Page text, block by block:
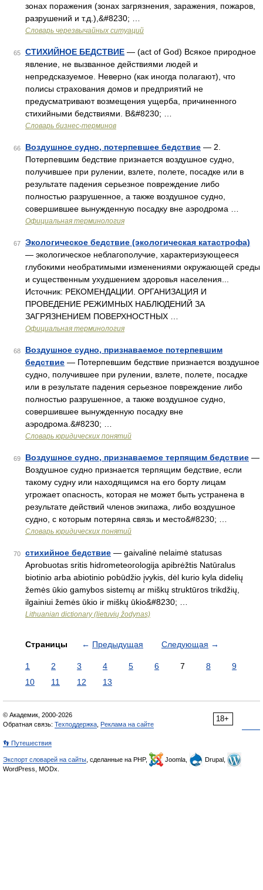
зонах поражения (зонах загрязнения, заражения, пожаров,
разрушений и т.д.),&#8230; …
Словарь черезвычайных ситуаций
65 СТИХИЙНОЕ БЕДСТВИЕ — (act of God) Всякое природное
явление, не вызванное действиями людей и
непредсказуемое. Неверно (как иногда полагают), что
полисы страхования домов и предприятий не
предусматривают возмещения ущерба, причиненного
стихийными бедствиями. В&#8230; …
Словарь бизнес-терминов
66 Воздушное судно, потерпевшее бедствие — 2.
Потерпевшим бедствие признается воздушное судно,
получившее при рулении, взлете, полете, посадке или в
результате падения серьезное повреждение либо
полностью разрушенное, а также воздушное судно,
совершившее вынужденную посадку вне аэродрома …
Официальная терминология
67
Экологическое бедствие (экологическая катастрофа)
— экологическое неблагополучие, характеризующееся
глубокими необратимыми изменениями окружающей среды
и существенным ухудшением здоровья населения...
Источник: РЕКОМЕНДАЦИИ. ОРГАНИЗАЦИЯ И
ПРОВЕДЕНИЕ РЕЖИМНЫХ НАБЛЮДЕНИЙ ЗА
ЗАГРЯЗНЕНИЕМ ПОВЕРХНОСТНЫХ …
Официальная терминология
68
Воздушное судно, признаваемое потерпевшим
бедствие — Потерпевшим бедствие признается воздушное
судно, получившее при рулении, взлете, полете, посадке
или в результате падения серьезное повреждение либо
полностью разрушенное, а также воздушное судно,
совершившее вынужденную посадку вне
аэродрома.&#8230; …
Словарь юридических понятий
69 Воздушное судно, признаваемое терпящим бедствие —
Воздушное судно признается терпящим бедствие, если
такому судну или находящимся на его борту лицам
угрожает опасность, которая не может быть устранена в
результате действий членов экипажа, либо воздушное
судно, с которым потеряна связь и место&#8230; …
Словарь юридических понятий
70 cтихийное бедствие — gaivalinė nelaimė statusas
Aprobuotas sritis hidrometeorologija apibrėžtis Natūralus
biotinio arba abiotinio pobūdžio įvykis, dėl kurio kyla didelių
žemės ūkio gamybos sistemų ar miškų struktūros trikdžių,
ilgainiui žemės ūkio ir miškų ūkio&#8230; …
Lithuanian dictionary (lietuvių žodynas)
Страницы ← Предыдущая Следующая →
1 2 3 4 5 6 7 8
9
10
11 12 13
18+
© Академик, 2000-2026
Обратная связь: Техподдержка Реклама на сайте
👣 Путешествия
Экспорт словарей на сайты , сделанные на PHP, Joomla,
Drupal,
WordPress, MODx.